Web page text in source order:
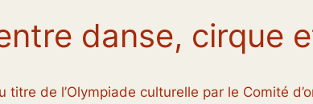
danse, cirque
de l’Olympiade culturelle par le Comité